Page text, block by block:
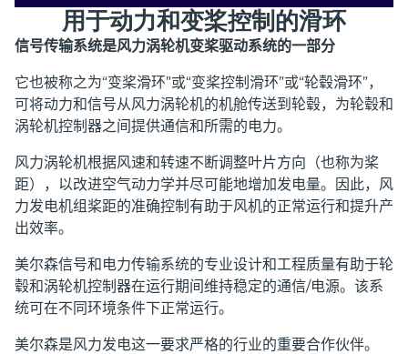
用于动力和变桨控制的滑环
信号传输系统是风力涡轮机变桨驱动系统的一部分
它也被称之为“变桨滑环”或“变桨控制滑环”或“轮毂滑环”，
可将动力和信号从风力涡轮机的机舱传送到轮毂，为轮毂和
涡轮机控制器之间提供通信和所需的电力。
风力涡轮机根据风速和转速不断调整叶片方向（也称为桨
距），以改进空气动力学并尽可能地增加发电量。因此，风
力发电机组桨距的准确控制有助于风机的正常运行和提升产
出效率。
美尔森信号和电力传输系统的专业设计和工程质量有助于轮
毂和涡轮机控制器在运行期间维持稳定的通信/电源。该系
统可在不同环境条件下正常运行。
美尔森是风力发电这一要求严格的行业的重要合作伙伴。